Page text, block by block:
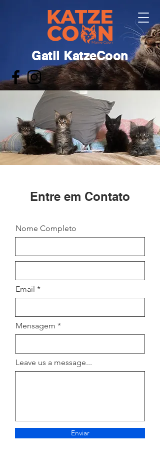
Gatil KatzeCoon
Maine Coon - desde 2006
Entre em Contato
Nome Completo
Email
Mensagem
Leave us a message...
Enviar